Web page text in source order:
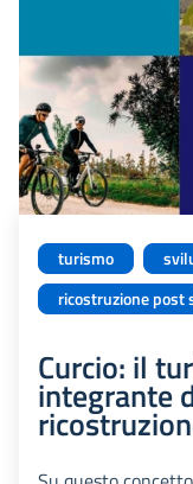
turismo
ricostruzione post
Curcio: il
integrante